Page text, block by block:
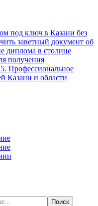
под ключ в Казани без
заветный документ об
диплома в столице
получения
Профессиональное
Казани и области